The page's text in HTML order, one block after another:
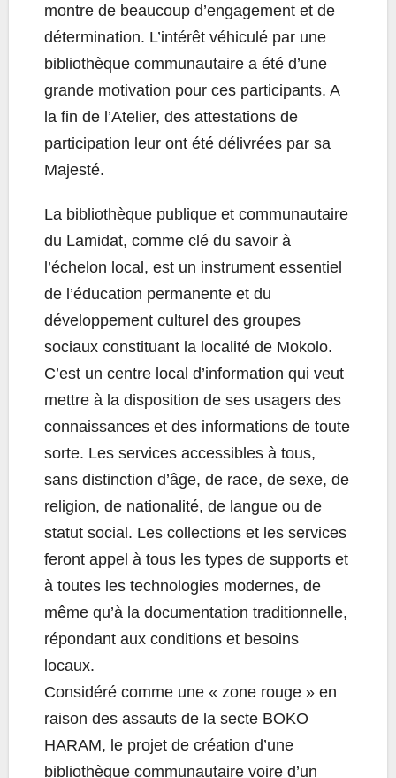
montre de beaucoup d’engagement et de
détermination. L’intérêt véhiculé par une
bibliothèque communautaire a été d’une
grande motivation pour ces participants. A
la fin de l’Atelier, des attestations de
participation leur ont été délivrées par sa
Majesté.
La bibliothèque publique et communautaire
du Lamidat, comme clé du savoir à
l’échelon local, est un instrument essentiel
de l’éducation permanente et du
développement culturel des groupes
sociaux constituant la localité de Mokolo.
C’est un centre local d’information qui veut
mettre à la disposition de ses usagers des
connaissances et des informations de toute
sorte. Les services accessibles à tous,
sans distinction d’âge, de race, de sexe, de
religion, de nationalité, de langue ou de
statut social. Les collections et les services
feront appel à tous les types de supports et
à toutes les technologies modernes, de
même qu’à la documentation traditionnelle,
répondant aux conditions et besoins
locaux.
Considéré comme une « zone rouge » en
raison des assauts de la secte BOKO
HARAM, le projet de création d’une
bibliothèque communautaire voire d’un